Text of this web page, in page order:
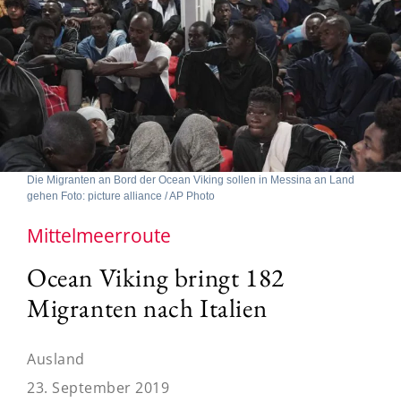
Die Migranten an Bord der Ocean Viking sollen in Messina an Land
gehen Foto: picture alliance / AP Photo
Mittelmeerroute
Ocean Viking bringt 182
Migranten nach Italien
Ausland
23. September 2019